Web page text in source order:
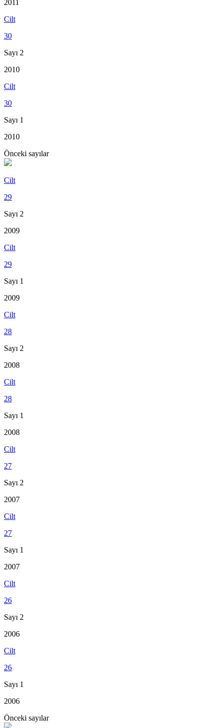
2011
Cilt
30
Sayı 2
2010
Cilt
30
Sayı 1
2010
Önceki sayılar
Cilt
29
Sayı 2
2009
Cilt
29
Sayı 1
2009
Cilt
28
Sayı 2
2008
Cilt
28
Sayı 1
2008
Cilt
27
Sayı 2
2007
Cilt
27
Sayı 1
2007
Cilt
26
Sayı 2
2006
Cilt
26
Sayı 1
2006
Önceki sayılar